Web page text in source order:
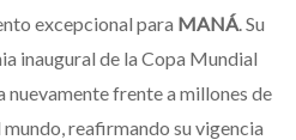
excepcional para MANÁ . Su
inaugural de la Copa Mundial
frente a millones de
reafirmando su vigencia